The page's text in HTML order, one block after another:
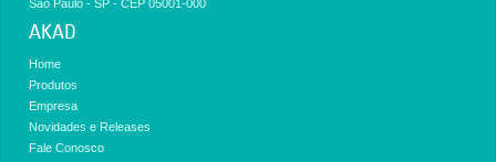
São Paulo - SP - CEP 05001-000
AKAD
Home
Produtos
Empresa
Novidades e Releases
Fale Conosco